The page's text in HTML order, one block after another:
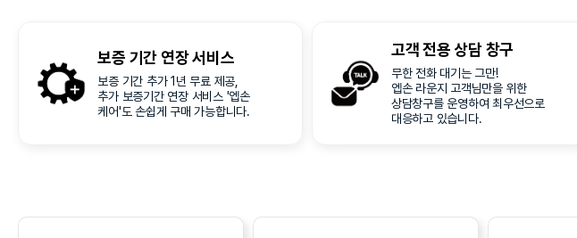
보증 기간 연장 서비스
보증 기간 추가 1년 무료 제공,
추가 보증기간 연장 서비스 '엡손
케어'도 손쉽게 구매 가능합니다.
고객 전용 상담 창구
무한 전화 대기는 그만!
엡손 라운지 고객님만을 위한
상담창구를 운영하여 최우선으로
대응하고 있습니다.